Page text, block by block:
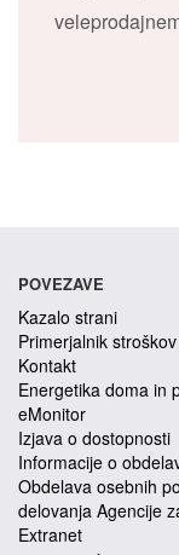
POVEZAVE
Kazalo strani
Primerjalnik
Kontakt
Energetika doma in
eMonitor
Izjava o dostopnosti
Informacije o
Obdelava osebnih
delovanja Agencije
Extranet